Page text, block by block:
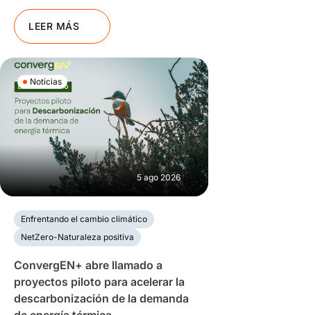
LEER MÁS
Noticias
5 ago 2026
Enfrentando el cambio climático
NetZero-Naturaleza positiva
ConvergEN+ abre llamado a
proyectos piloto para acelerar la
descarbonización de la demanda